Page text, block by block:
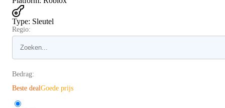
Type: Sleutel
Regio:
Bedrag:
Beste dealGoede prijs